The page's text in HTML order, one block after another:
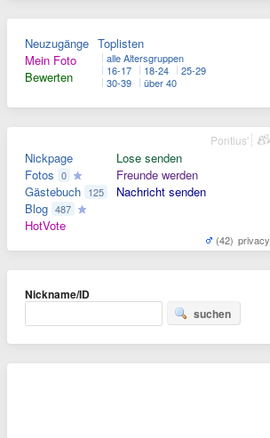
Neuzugänge
Mein Foto
Bewerten
Toplisten
alle Altersgruppen
16-17
18-24
25-29
30-39
über 40
Nickpage
Fotos 0
Gästebuch 125
Blog 487
HotVote
Lose senden
Freunde werden
Nachricht senden
(42) privacy
Pontius'
Nickname/ID
suchen